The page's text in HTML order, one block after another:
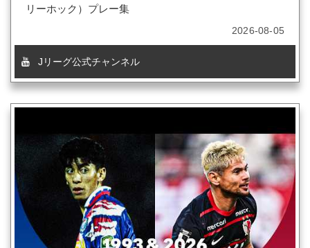
リーホック）プレー集
2026-08-05
Jリーグ公式チャンネル